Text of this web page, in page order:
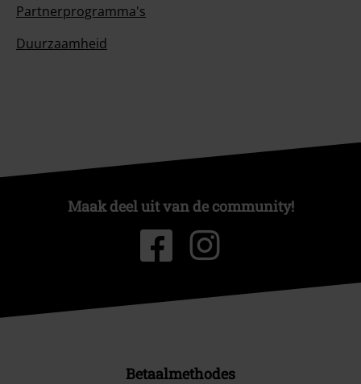
Partnerprogramma's
Duurzaamheid
Maak deel uit van de community!
Betaalmethodes